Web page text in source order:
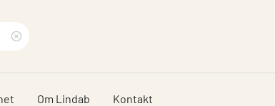
sökfras
Om Lindab Kontakt